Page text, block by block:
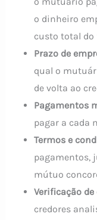
o dinheiro
custo total
Prazo de
qual o
de volta ao
Pagamentos
pagar a cada
Termos e
pagamentos,
mútuo
Verificação
credores